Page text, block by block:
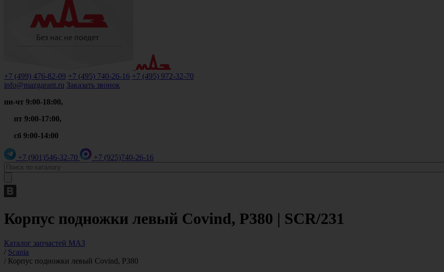
+7 (499) 476-82-09 +7 (495) 740-26-16 +7 (495) 972-32-70
info@mazgarant.ru Заказать звонок
пн-чт 9:00-18:00,
пт 9:00-17:00,
сб 9:00-14:00
+7 (901)546-32-70 +7 (925)740-26-16
Корпус подножки левый Covind, P380 | SCR/231
Каталог запчастей МАЗ
/ Scania
/ Корпус подножки левый Covind, P380